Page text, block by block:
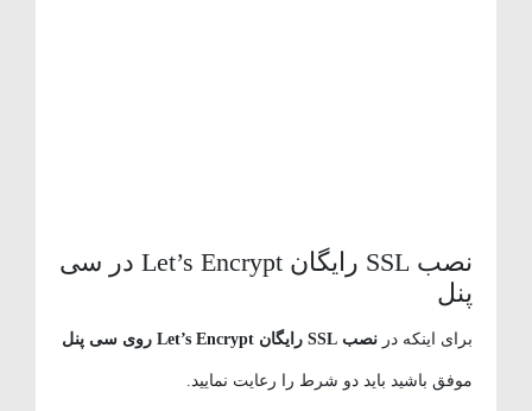
نصب SSL رایگان Let’s Encrypt در سی
پنل
برای اینکه درنصب SSL رایگان Let’s Encrypt روی سی پنل
موفق باشید باید دو شرط را رعایت نمایید.